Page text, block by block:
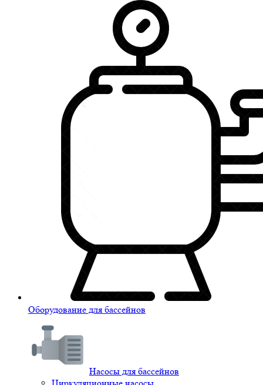
Оборудование для бассейнов
Насосы для бассейнов